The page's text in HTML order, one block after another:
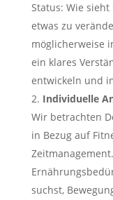
Status: Wie
etwas zu
möglicherweise
ein klares
entwickeln und
Individuelle
Wir betrachten
in Bezug auf
suchst,